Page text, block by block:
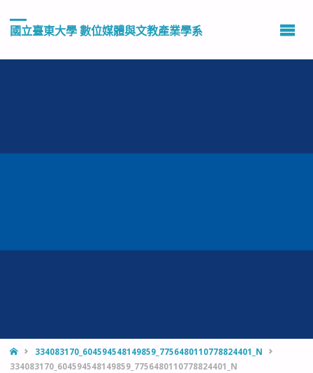
國立臺東大學 數位媒體與文教產業學系
HOME334083170_604594548149859_7756480110778824401_N
334083170_604594548149859_7756480110778824401_N